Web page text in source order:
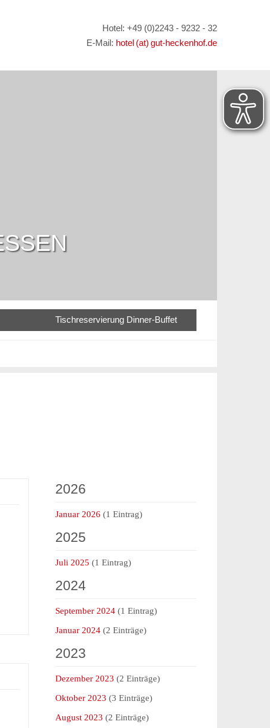
Hotel: +49 (0)2243 - 9232 - 32
E-Mail: hotel (at) gut-heckenhof.de
Tischreservierung Dinner-Buffet
2026
Januar 2026 (1 Eintrag)
2025
Juli 2025 (1 Eintrag)
2024
September 2024(1 Eintrag)
Januar 2024(2 Einträge)
2023
Dezember 2023 (2 Einträge)
Oktober 2023 (3 Einträge)
August 2023 (2 Einträge)